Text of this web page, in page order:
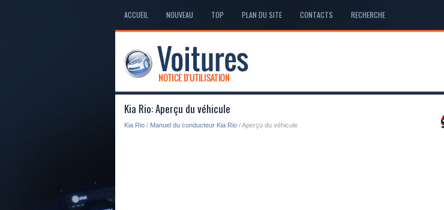
ACCUEIL NOUVEAU TOP PLAN DU SITE CONTACTS RECHERCHE
Kia Rio: Aperçu du véhicule
Kia Rio / Manuel du conducteur Kia Rio / Aperçu du véhicule